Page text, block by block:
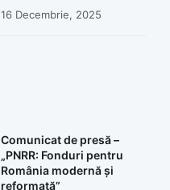
16 Decembrie, 2025
Comunicat de presă –
„PNRR: Fonduri pentru
România modernă și
reformată”